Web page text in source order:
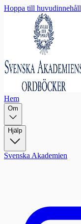
Hoppa till huvudinnehåll
Hem
Om
Hjälp
Svenska Akademien